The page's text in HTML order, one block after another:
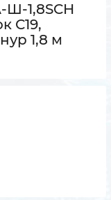
Ш-1,8SCH
С19,
1,8 м